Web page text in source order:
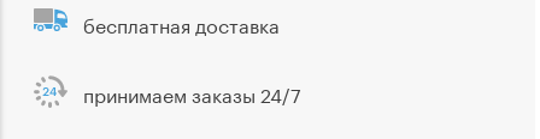
бесплатная доставка
принимаем заказы 24/7